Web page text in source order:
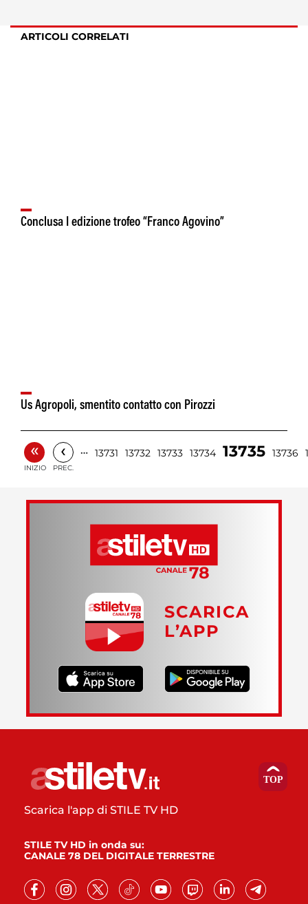
ARTICOLI CORRELATI
Conclusa I edizione trofeo “Franco Agovino”
Us Agropoli, smentito contatto con Pirozzi
«
INIZIO
‹
PREC.
… 13731 13732 13733 13734 13735 13736
SCARICA
L’APP
Scarica l'app di STILE TV HD
STILE TV HD in onda su:
CANALE 78 DEL DIGITALE TERRESTRE